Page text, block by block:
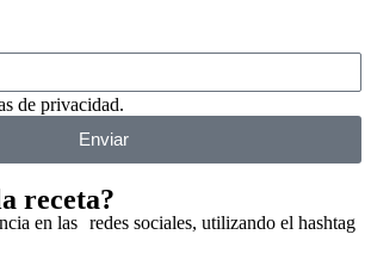
de privacidad.
Enviar
receta?
en las redes sociales, utilizando el hashtag